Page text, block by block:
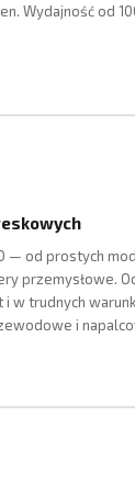
Wydajność od
— od prostych
przemysłowe.
w trudnych
i